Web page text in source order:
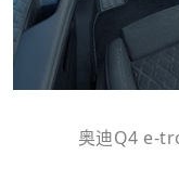
奥迪Q4 e-